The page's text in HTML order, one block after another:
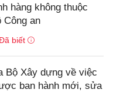
hàng không thuộc
Công an
biết
Bộ Xây dựng về việc
ban hành mới, sửa